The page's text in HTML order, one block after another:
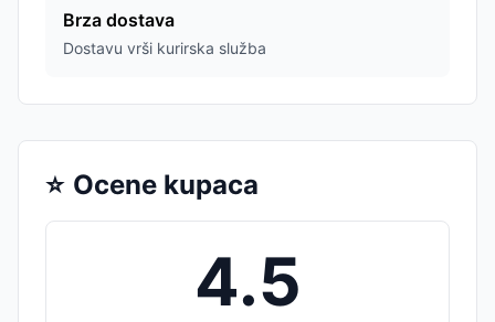
Brza dostava
Dostavu vrši kurirska služba
⭐ Ocene kupaca
4.5